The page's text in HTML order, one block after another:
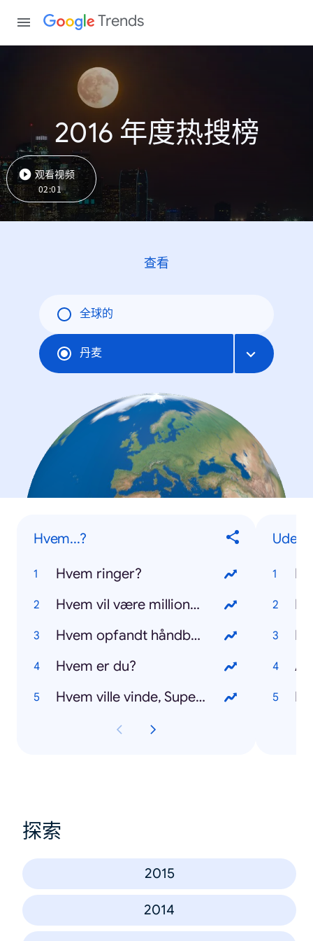
Trends
2016 年度热搜榜
观看视频
02:01
查看
全球的
丹麦
Hvem...?
Hvem ringer?
Hvem vil være millionær?
Hvem opfandt håndbold?
Hvem er du?
Hvem ville vinde, Superman eller Thor?
探索
2015
2014